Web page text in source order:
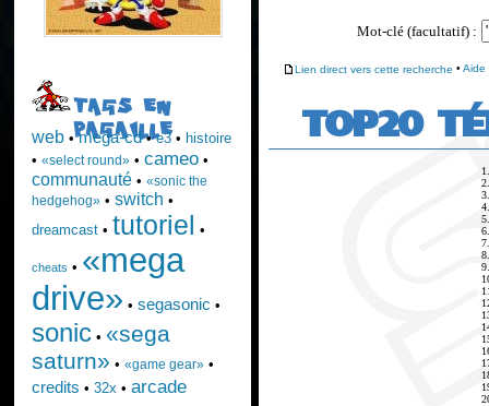
Mot-clé (facultatif) :
Lien direct vers cette recherche • Aide
TOP20
TAGS EN
PAGAILLE
web•mega-cd•e3• histoire
• «select round»• cameo•
communauté• «sonic the
hedgehog»• switch •
dreamcast• tutoriel •
cheats • «mega
drive» • segasonic •
sonic• «sega
saturn» • «game gear»•
credits • 32x • arcade